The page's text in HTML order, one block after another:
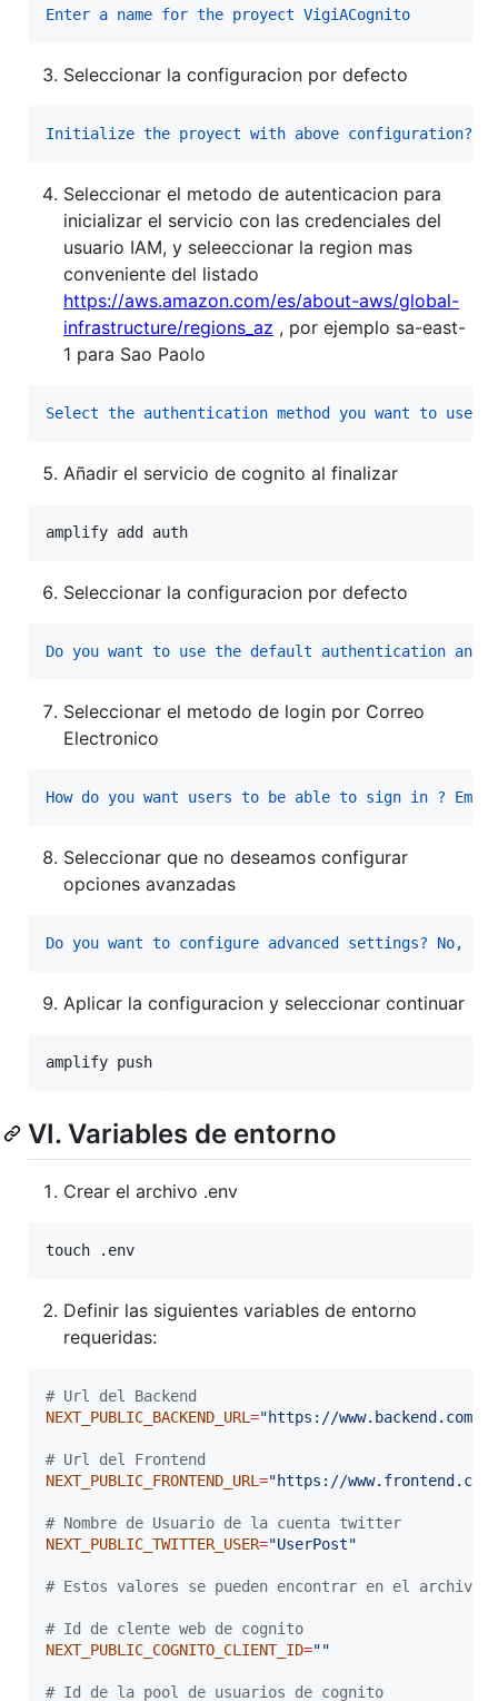
Enter a name for the proyect VigiACognito
Seleccionar la configuracion por defecto
Initialize the proyect with above configuration?
Seleccionar el metodo de autenticacion para
inicializar el servicio con las credenciales del
usuario IAM, y seleeccionar la region mas
conveniente del listado
https://aws.amazon.com/es/about-aws/global-
infrastructure/regions_az , por ejemplo sa-east-
1 para Sao Paolo
Select the authentication method you want to use:
Añadir el servicio de cognito al finalizar
amplify add auth
Seleccionar la configuracion por defecto
Do you want to use the default authentication
Seleccionar el metodo de login por Correo
Electronico
How do you want users to be able to sign in ? Email
Seleccionar que no deseamos configurar
opciones avanzadas
Do you want to configure advanced settings? No, I
Aplicar la configuracion y seleccionar continuar
amplify push
VI. Variables de entorno
Crear el archivo .env
touch .env
Definir las siguientes variables de entorno
requeridas:
# Url del Backend
NEXT_PUBLIC_BACKEND_URL ="https://www.backend.com
# Url del Frontend
NEXT_PUBLIC_FRONTEND_URL ="https://www.frontend.com
# Nombre de Usuario de la cuenta twitter
NEXT_PUBLIC_TWITTER_USER="UserPost"
# Estos valores se pueden encontrar en el archivo
# Id de clente web de cognito
NEXT_PUBLIC_COGNITO_CLIENT_ID=""
# Id de la pool de usuarios de cognito